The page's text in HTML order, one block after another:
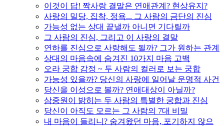
이것이 답! 짝사랑 결말은 연애관계? 현상유지?
사랑의 밀당, 집착, 정욕... 그 사람의 금단의 진심
가능성 없는 상대 끝낼까 아니면 기다릴까
그 사람의 진심, 그리고 이 사랑의 결말
연하를 진심으로 사랑해도 될까? 그가 원하는 관계
상대의 마음속에 숨겨진 10가지 마음 고백
오라 궁합 감정 ~ 두 사람의 컬러로 보는 궁합
가능성 있을까? 당신의 사랑에 일어날 운명적 사건
당신을 이성으로 볼까? 연애대상이 아닐까?
삼중원이 밝히는 두 사람의 특별한 궁합과 진심
당신이 아직도 모르는 그 사람의 7대 비밀
내 마음이 들리니? 숨겨왔던 마음, 포기하지 않으